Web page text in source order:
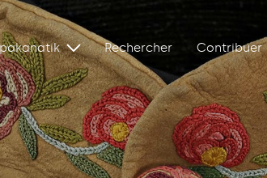
Rechercher Contribuer